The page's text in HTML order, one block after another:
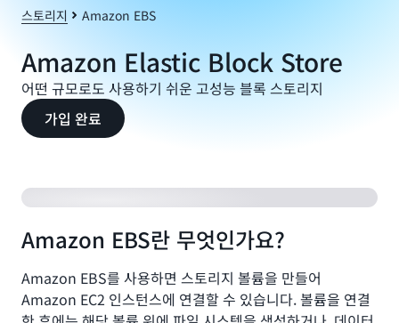
스토리지 Amazon EBS
Amazon Elastic Block Store
어떤 규모로도 사용하기 쉬운 고성능 블록 스토리지
가입 완료
Amazon EBS란 무엇인가요?
Amazon EBS를 사용하면 스토리지 볼륨을 만들어
Amazon EC2 인스턴스에 연결할 수 있습니다. 볼륨을 연결